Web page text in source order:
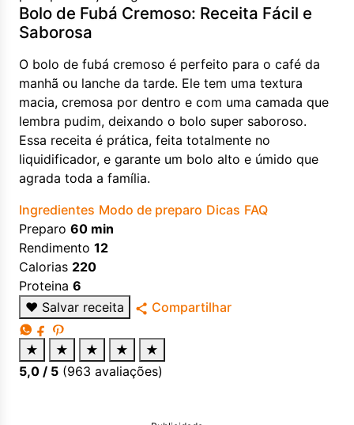
Bolo de Fubá Cremoso: Receita Fácil e
Saborosa
O bolo de fubá cremoso é perfeito para o café da
manhã ou lanche da tarde. Ele tem uma textura
macia, cremosa por dentro e com uma camada que
lembra pudim, deixando o bolo super saboroso.
Essa receita é prática, feita totalmente no
liquidificador, e garante um bolo alto e úmido que
agrada toda a família.
Ingredientes Modo de preparo Dicas FAQ
Preparo 60 min
Rendimento 12
Calorias 220
Proteina 6
♥ Salvar receita Compartilhar
★ ★ ★ ★
★
5,0 / 5 (963 avaliações)